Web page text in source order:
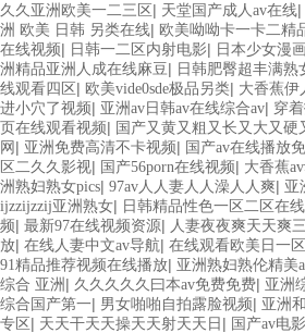
久久亚洲欧美一二三区 | 天堂国产成人av在线|
洲 欧美 日韩 另类在线| 欧美呦呦卡一卡二精
在线视频| 日韩一二区内射电影| 日本少女漫
洲精品亚洲人成在线麻豆| 日韩肥臀超丰满熟
线观看四区 | 欧美vide0sde极品另类| 大香蕉伊
进小穴了视频| 亚洲av日韩av在线综合av| 穿
页在线观看视频| 国产又黄又粗又长又大又硬
网 | 亚洲免费高清不卡视频| 国产av在线播放
区二久久影视| 国产56porn在线视频| 大香蕉
洲熟妇熟女pics| 97av人人妻人人澡人人爽| 亚
ijzzijzzij亚洲熟女| 日韩精品性色一区二区在
频| 最新97在线视频资源| 人妻夜夜爽天天爽
放| 在线人妻中文av导航| 在线观看欧美日一
91精品推荐视频在线播放| 亚洲熟妇熟伦精美
综合 亚洲 | 久久久久久曰本av免费免费| 亚洲
综合国产第一| 男女啪啪自拍露脸视频| 亚洲
专区 | 天天干天天操天天射天天日 | 国产av电